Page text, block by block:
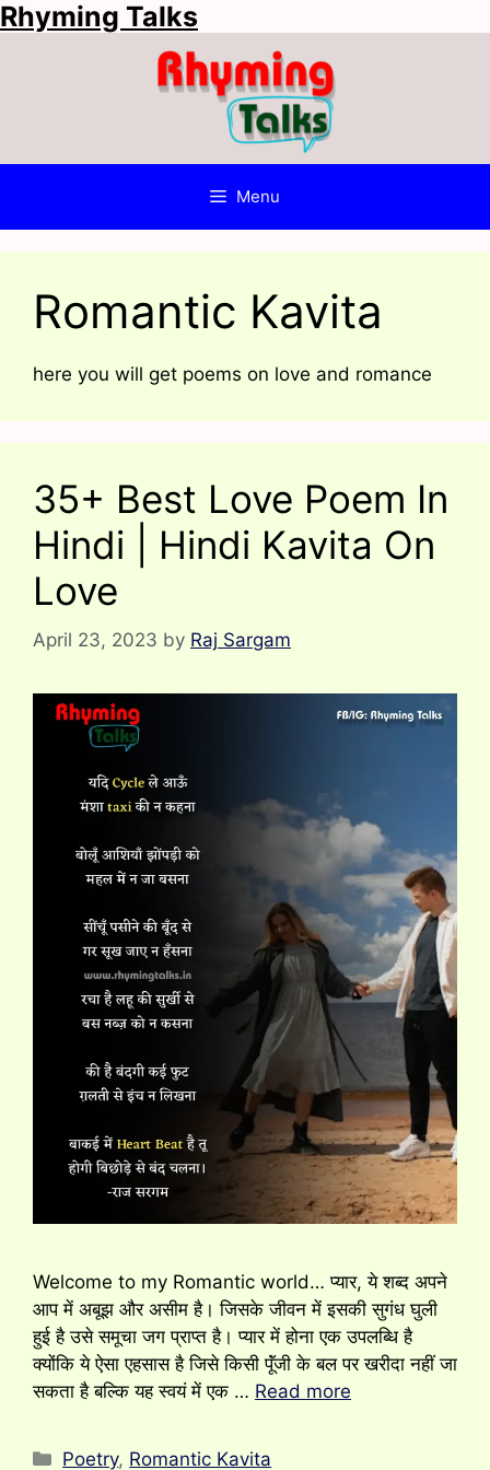
Skip
to
Rhyming Talks
Menu
Romantic Kavita
here you will get poems on love and romance
35+ Best Love Poem In
Hindi | Hindi Kavita On
Love
April 23, 2023 by Raj Sargam
Welcome to my Romantic world… प्यार, ये शब्द अपने
आप में अबूझ और असीम है।‌ जिसके जीवन में इसकी सुगंध घुली
हुई है उसे समूचा जग प्राप्त है। प्यार में होना एक उपलब्धि है
क्योंकि ये ऐसा एहसास है जिसे किसी पूॅंजी के बल पर खरीदा नहीं जा
सकता है बल्कि यह स्वयं में एक … Read more
Categories
Poetry, Romantic Kavita